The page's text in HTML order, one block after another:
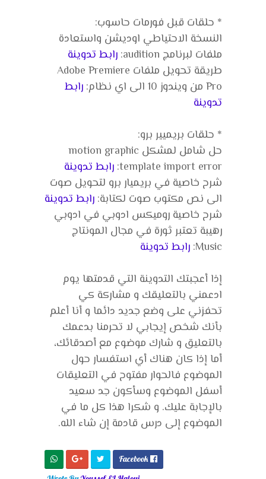
* حلقات قبل فورمات حاسوب:
النسخة الاحتياطي اوديشن واستعادة
ملفات لبرنامج audition:
رابط تدوينة
طريقة تحويل ملفات Adobe Premiere
Pro من ويندوز 10 الى اي نظام:
رابط
تدوينة
* حلقات بريميير برو:
حل شامل لمشكل motion graphic
template import error: رابط تدوينة
شرح خاصية في بريميار برو لتحويل صوت
الى نص مكتوب صوت لكتابة: رابط تدوينة
شرح خاصية روميكس ادوبي في ادوبي
رهيبة تعتبر ثورة في مجال المونتاج
Music: رابط تدوينة
إذا أعجبتك التدوينة التي قدمتها يوم
ادعمني بالتعليقك و مشاركة كي
تحفزني على وضع جديد دائما و أنا أعلم
بأنك شخص إيجابي لا تحرمنا بدعمك
بالتعليق و شارك موضوع مع أصدقائك،
أما إذا كان هناك أي استفسار حول
الموضوع فالحوار مفتوح في التعليقات
أسفل الموضوع وسأكون جد سعيد
بالإجابة عليك. و شكرا هذا كل ما في
الموضوع إلى درس قادمة إن شاء الله.
